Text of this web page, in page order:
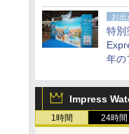
点。
アで
お出
特別
年の
Impress
1時間 24時間